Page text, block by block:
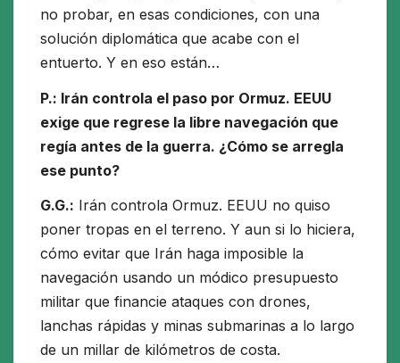
no probar, en esas condiciones, con una
solución diplomática que acabe con el
entuerto. Y en eso están…
P.: Irán controla el paso por Ormuz. EEUU
exige que regrese la libre navegación que
regía antes de la guerra. ¿Cómo se arregla
ese punto?
G.G.: Irán controla Ormuz. EEUU no quiso
poner tropas en el terreno. Y aun si lo hiciera,
cómo evitar que Irán haga imposible la
navegación usando un módico presupuesto
militar que financie ataques con drones,
lanchas rápidas y minas submarinas a lo largo
de un millar de kilómetros de costa.